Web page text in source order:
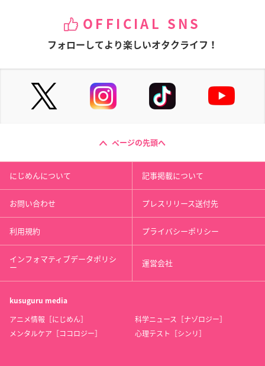
OFFICIAL SNS
フォローしてより楽しいオタクライフ！
ページの先頭へ
にじめんについて 記事掲載について
お問い合わせ プレスリリース送付先
利用規約 プライバシーポリシー
インフォマティブデータポリシ
ー 運営会社
kusuguru media
アニメ情報［にじめん］
科学ニュース［ナゾロジー］
メンタルケア［ココロジー］
心理テスト［シンリ］